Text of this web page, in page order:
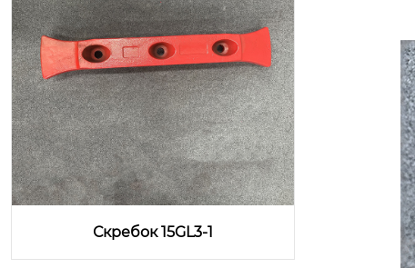
Скребок 15GL3-1